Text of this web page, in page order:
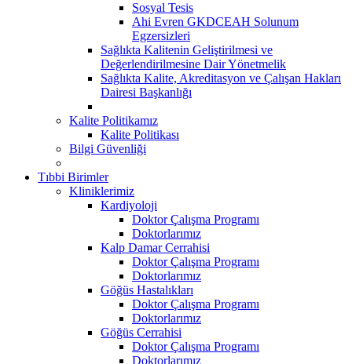
Sosyal Tesis
Ahi Evren GKDCEAH Solunum
Egzersizleri
Sağlıkta Kalitenin Geliştirilmesi ve
Değerlendirilmesine Dair Yönetmelik
Sağlıkta Kalite, Akreditasyon ve Çalışan Hakları
Dairesi Başkanlığı
Kalite Politikamız
Kalite Politikası
Bilgi Güvenliği
Tıbbi Birimler
Kliniklerimiz
Kardiyoloji
Doktor Çalışma Programı
Doktorlarımız
Kalp Damar Cerrahisi
Doktor Çalışma Programı
Doktorlarımız
Göğüs Hastalıkları
Doktor Çalışma Programı
Doktorlarımız
Göğüs Cerrahisi
Doktor Çalışma Programı
Doktorlarımız